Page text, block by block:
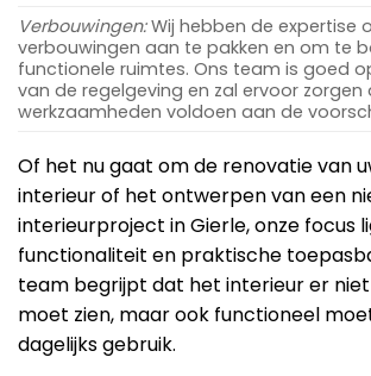
Verbouwingen:Wij hebben de expertise
verbouwingen aan te pakken en om te
functionele ruimtes. Ons team is goed
van de regelgeving en zal ervoor zorgen
werkzaamheden voldoen aan de
Of het nu gaat om de renovatie van
interieur of het ontwerpen van een
interieurproject in Gierle, onze focus
functionaliteit en praktische
team begrijpt dat het interieur er
moet zien, maar ook functioneel
dagelijks gebruik.